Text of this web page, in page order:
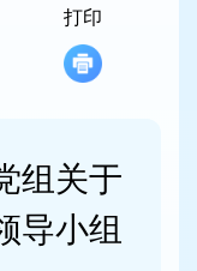
打印
组关于
导小组